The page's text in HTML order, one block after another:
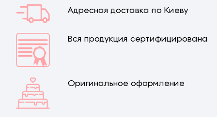
Адресная доставка по Киеву
Вся продукция сертифицирована
Оригинальное оформление